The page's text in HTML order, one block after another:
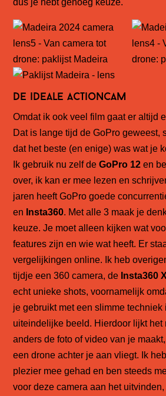
dus je hebt genoeg keuze.
De ideale actioncam
Omdat ik ook veel film gaat er altijd
Dat is lange tijd de GoPro geweest,
dat het beste (en enige) was wat je
Ik gebruik nu zelf deGoPro 12 en
over, ik kan er mee lezen en
jaren heeft GoPro goede
en Insta360. Met alle 3 maak je
keuze. Je moet alleen kijken wat
features zijn en wie wat heeft. Er
vergelijkingen online. Ik heb
tijdje een 360 camera, de Insta360
echt unieke shots, voornamelijk
je gebruikt met een slimme
uiteindelijke beeld. Hierdoor lijkt het
anders de foto of video van je
een drone achter je aan vliegt. Ik
plezier mee gehad en ben steeds
voor deze camera aan het